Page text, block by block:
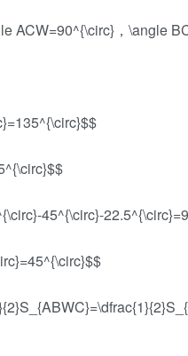
ACW=90^{\circ}，\angle
45^{\circ}-